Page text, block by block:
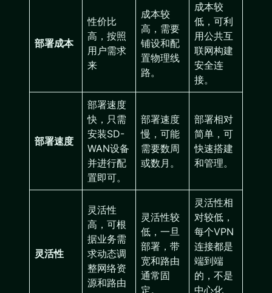
部署成本
性价比
高，按照
用户需求
来
成本较
高，需要
铺设和配
置物理线
路。
成本较
低，可利
用公共互
联网构建
安全连
接。
部署速度
部署速度
快，只需
安装SD-
WAN设备
并进行配
置即可。
部署速度
慢，可能
需要数周
或数月。
部署相对
简单，可
快速搭建
和管理。
灵活性
灵活性
高，可根
据业务需
求动态调
整网络资
源和路由
灵活性较
低，一旦
部署，带
宽和路由
通常固
定。
灵活性相
对较低，
每个VPN
连接都是
端到端
的，不是
中心化